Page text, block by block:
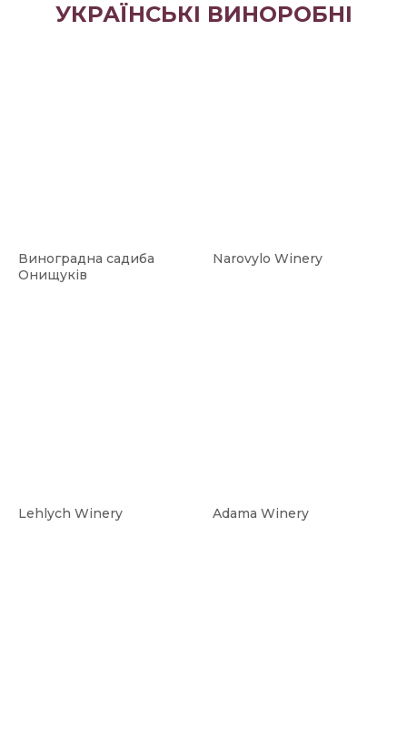
УКРАЇНСЬКІ ВИНОРОБНІ
Виноградна садиба
Онищуків
Narovylo Winery
Lehlych Winery Adama Winery